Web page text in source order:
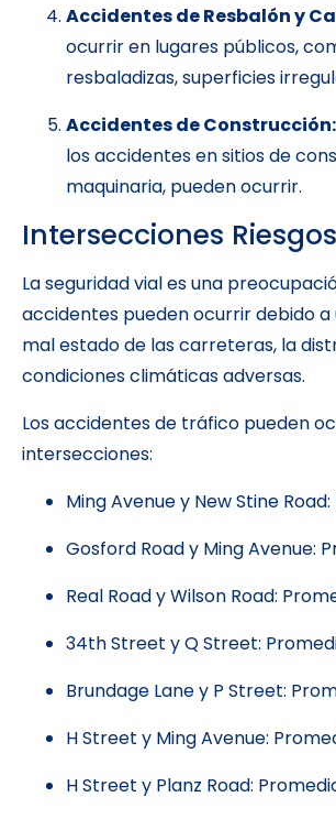
Accidentes de Resbalón y
ocurrir en lugares públicos,
resbaladizas, superficies
Accidentes de Construcción:
los accidentes en sitios de
maquinaria, pueden ocurrir.
Intersecciones
La seguridad vial es una
accidentes pueden ocurrir debido
mal estado de las carreteras, la
condiciones climáticas adversas.
Los accidentes de tráfico pueden
intersecciones:
Ming Avenue y New Stine
Gosford Road y Ming Avenue:
Real Road y Wilson Road:
34th Street y Q Street:
Brundage Lane y P Street:
H Street y Ming Avenue:
H Street y Planz Road: